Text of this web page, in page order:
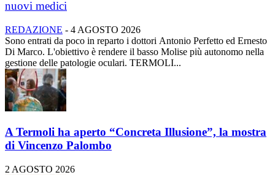
nuovi medici
REDAZIONE - 4 AGOSTO 2026
Sono entrati da poco in reparto i dottori Antonio Perfetto ed Ernesto
Di Marco. L'obiettivo è rendere il basso Molise più autonomo nella
gestione delle patologie oculari. TERMOLI...
A Termoli ha aperto “Concreta Illusione”, la mostra
di Vincenzo Palombo
2 AGOSTO 2026